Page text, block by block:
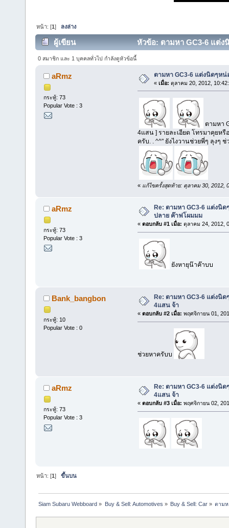
หน้า: [1] ลงล่าง
ผู้เขียน หัวข้อ: ตามหา GC3-6 แต่ง
0 สมาชิก และ 1 บุคคลทั่วไป กำลังดูหัวข้อนี้
aRmz
กระทู้: 73
Popular Vote : 3
ตามหา GC3-6 แต่งนิดๆหน่
« เมื่อ: ตุลาคม 20, 2012,
ตามหา
4แสน ] รายละเอียด โทรมาคุยห
ครับ. . ^^" ยังไงวานช่วยพี่ๆ ลุงๆ
« แก้ไขครั้งสุดท้าย: ตุลาคม 30, 2012,
aRmz
กระทู้: 73
Popular Vote : 3
Re: ตามหา GC3-6 แต่งนิ
ปลาย ค๊าฟโผมมม
« ตอบกลับ #1 เมื่อ: ตุลาคม 24, 2012,
ยังหายุน๊าค๊าบบ
Bank_bangbon
กระทู้: 10
Popular Vote : 0
Re: ตามหา GC3-6 แต่งนิ
4แสน จ้า
« ตอบกลับ #2 เมื่อ: พฤศจิกายน 01,
ช่วยหาครับบ
aRmz
กระทู้: 73
Popular Vote : 3
Re: ตามหา GC3-6 แต่งนิ
4แสน จ้า
« ตอบกลับ #3 เมื่อ: พฤศจิกายน 02,
หน้า: [1]ขึ้นบน
Siam Subaru Webboard » Buy & Sell: Automotives » Buy & Sell: Car» ตามห